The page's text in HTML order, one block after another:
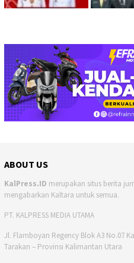
ABOUT US
KalPress.ID merupakan situs berita
mengabarkan Kaltara untuk semua.
PT. KALPRESS MEDIA UTAMA
Jl. Flamboyan Regency Blok A3 No.07
Tarakan – Provinsi Kalimantan Utara